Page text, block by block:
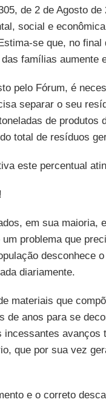
de 2 de Agosto de
social e
se que, no final
famílias aumente
pelo Fórum, é
separar o seu
de produtos
total de resíduos
este percentual
em sua maioria,
problema que
desconhece
diariamente.
materiais que
de anos para se
avanços
que por sua vez
e o correto